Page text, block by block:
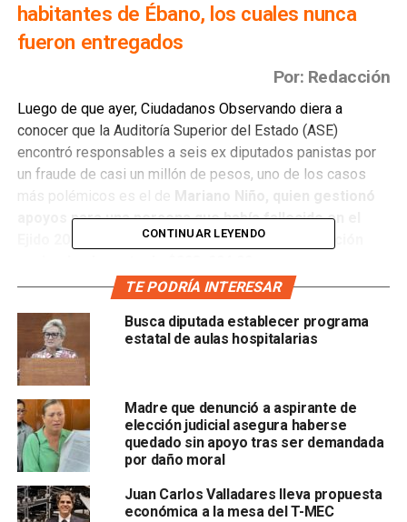
habitantes de Ébano, los cuales nunca
fueron entregados
Por: Redacción
Luego de que ayer, Ciudadanos Observando diera a
conocer que la Auditoría Superior del Estado (ASE)
encontró responsables a seis ex diputados panistas por
un fraude de casi un millón de pesos, uno de los casos
más polémicos es el de Mariano Niño, quien gestionó
apoyos para una persona que había fallecido en el
Ejido 20 de Noviembre, en Ébano y la investigación
La Fiscalía General del Estado centro su acusación en una
denuncia interpuesta en contra del ex diputado panista
Mariano Niño por Gregorio, hijo de un ciudadano
identificado como Santos, cuyos documentos habrían sido
tomados sin su previa autorización, para gestionar la
entrega de recursos en Ébano; sin embargo, cabe recalcar
quecuando se realizó la solicitud, esta persona ya
había fallecido, por lo tanto, el ex legislador incurrió
en una falsificación de la firma del Santos
CONTINUAR LEYENDO
TE PODRÍA INTERESAR
Busca diputada establecer programa
estatal de aulas hospitalarias
Madre que denunció a aspirante de
elección judicial asegura haberse
quedado sin apoyo tras ser demandada
por daño moral
Juan Carlos Valladares lleva propuesta
económica a la mesa del T-MEC